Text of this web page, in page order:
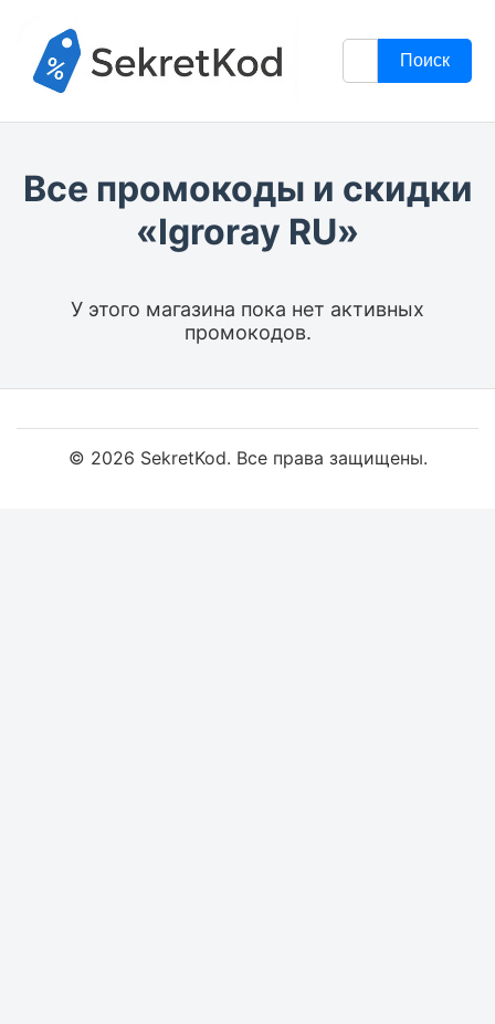
Поиск
Все промокоды и скидки
«Igroray RU»
У этого магазина пока нет активных
промокодов.
© 2026 SekretKod. Все права защищены.